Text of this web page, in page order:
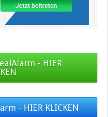
- HIER
- HIER KLICKEN